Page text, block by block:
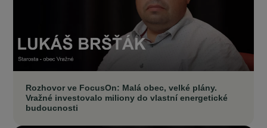
Rozhovor ve FocusOn: Malá obec, velké plány.
Vražné investovalo miliony do vlastní energetické
budoucnosti